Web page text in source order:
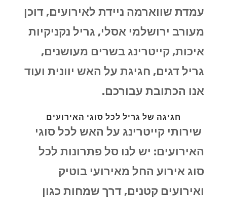
עמדת שווארמה ניידת לאירועים, דוכן
מעורב ירושלמי אסלי, גריל נקניקיות
איכות, קייטרינג בשרים מעושנים,
גריל דגים, חגיגת על האש יוונית ועוד
אנו הכתובת עבורכם.
חגיגה של גריל לכל סוגי האירועים
שירותי קייטרינג על האש לכל סוגי
האירועים: יש לנו סל פתרונות לכל
סוג אירוע החל מאירועי בוטיק
ואירועים קטנים, דרך שמחות כגון